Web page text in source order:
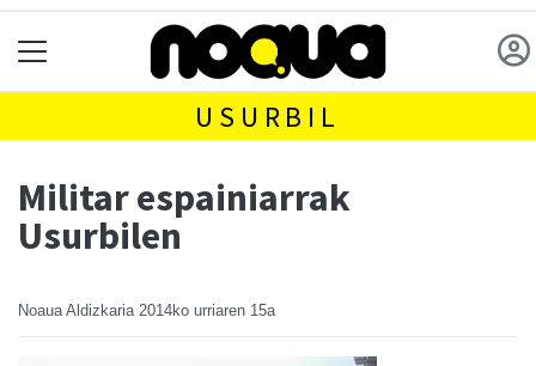
USURBIL
Militar espainiarrak
Usurbilen
Noaua Aldizkaria 2014ko urriaren 15a